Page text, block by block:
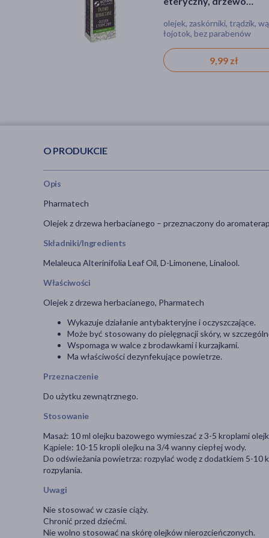
olejek, zaskórniki, trądzik,
łojotok, bez parabenów
9,99 zł
olejek, katar, oparzenie,
ból, gorączka, przeziębienie,
produkt naturalny
9,59 zł
O PRODUKCIE
Opis
Pharmatech
Olejek z drzewa herbacianego – przeznaczony do
Składniki/Ingredients
Melaleuca Alterinifolia Leaf Oil, D-Limonene, Linalool.
Właściwości
Olejek z drzewa herbacianego, Pharmatech
Wykazuje działanie antybakteryjne i oczyszczające.
Może być stosowany do pielęgnacji skóry, w
Wspomaga w walce z brodawkami i kurzajkami.
Ma właściwości dezynfekujące powietrze.
Przeznaczenie
Do użytku zewnątrznego.
Stosowanie
Masaż: 10 ml olejku bazowego wymieszać z 3-5 kroplami
Kąpiele: 10-15 kropli olejku na 3/4 wanny ciepłej wody.
Do odświeżania powietrza: rozpylać wodę z dodatkiem 5-10
rozpylania.
Uwagi
Nie stosować w czasie ciąży.
Chronić przed dziećmi.
Nie wolno stosować na skórę olejków nierozcieńczonych.